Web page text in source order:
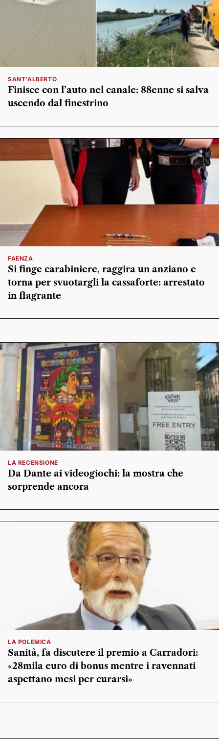
SANT'ALBERTO
Finisce con l’auto nel canale: 88enne si salva
uscendo dal finestrino
FAENZA
Si finge carabiniere, raggira un anziano e
torna per svuotargli la cassaforte: arrestato
in flagrante
LA RECENSIONE
Da Dante ai videogiochi: la mostra che
sorprende ancora
LA POLEMICA
Sanità, fa discutere il premio a Carradori:
«28mila euro di bonus mentre i ravennati
aspettano mesi per curarsi»